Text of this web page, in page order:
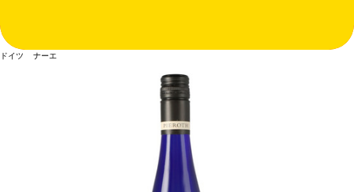
ドイツ ナーエ